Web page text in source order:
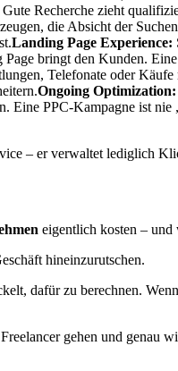
Recherche zieht
die Absicht der
Landing Page Experience:
bringt den Kunden.
Telefonate oder
Ongoing Optimization:
Eine PPC-Kampagne ist
– er verwaltet lediglich
eigentlich kosten –
hineinzurutschen.
dafür zu berechnen.
gehen und genau